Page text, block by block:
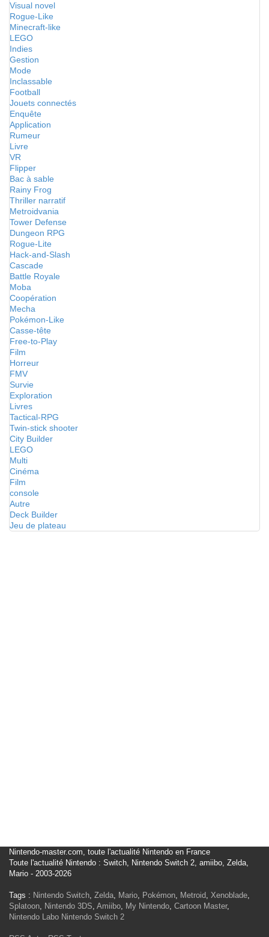
Visual novel
Rogue-Like
Minecraft-like
LEGO
Indies
Gestion
Mode
Inclassable
Football
Jouets connectés
Enquête
Application
Rumeur
Livre
VR
Flipper
Bac à sable
Rainy Frog
Thriller narratif
Metroidvania
Tower Defense
Dungeon RPG
Rogue-Lite
Hack-and-Slash
Cascade
Battle Royale
Moba
Coopération
Mecha
Pokémon-Like
Casse-tête
Free-to-Play
Film
Horreur
FMV
Survie
Exploration
Livres
Tactical-RPG
Twin-stick shooter
City Builder
LEGO
Multi
Cinéma
Film
console
Autre
Deck Builder
Jeu de plateau
Nintendo-master.com, toute l'actualité Nintendo en France
Toute l'actualité Nintendo : Switch, Nintendo Switch 2, amiibo, Zelda,
Mario - 2003-2026
Tags : Nintendo Switch, Zelda, Mario, Pokémon, Metroid, Xenoblade,
Splatoon, Nintendo 3DS, Amiibo, My Nintendo, Cartoon Master,
Nintendo Labo Nintendo Switch 2